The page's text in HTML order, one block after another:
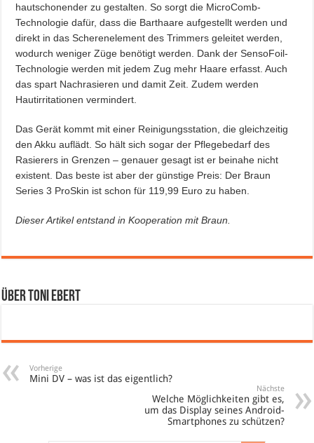
hautschonender zu gestalten. So sorgt die MicroComb-
Technologie dafür, dass die Barthaare aufgestellt werden und
direkt in das Scherenelement des Trimmers geleitet werden,
wodurch weniger Züge benötigt werden. Dank der SensoFoil-
Technologie werden mit jedem Zug mehr Haare erfasst. Auch
das spart Nachrasieren und damit Zeit. Zudem werden
Hautirritationen vermindert.
Das Gerät kommt mit einer Reinigungsstation, die gleichzeitig
den Akku auflädt. So hält sich sogar der Pflegebedarf des
Rasierers in Grenzen – genauer gesagt ist er beinahe nicht
existent. Das beste ist aber der günstige Preis: Der Braun
Series 3 ProSkin ist schon für 119,99 Euro zu haben.
Dieser Artikel entstand in Kooperation mit Braun.
Über Toni Ebert
Vorherige
Mini DV – was ist das eigentlich?
Nächste
Welche Möglichkeiten gibt es,
um das Display seines Android-
Smartphones zu schützen?